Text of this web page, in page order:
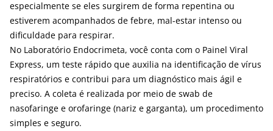
especialmente se eles surgirem de forma repentina ou
estiverem acompanhados de febre, mal-estar intenso ou
dificuldade para respirar.
No Laboratório Endocrimeta, você conta com o Painel Viral
Express, um teste rápido que auxilia na identificação de vírus
respiratórios e contribui para um diagnóstico mais ágil e
preciso. A coleta é realizada por meio de swab de
nasofaringe e orofaringe (nariz e garganta), um procedimento
simples e seguro.